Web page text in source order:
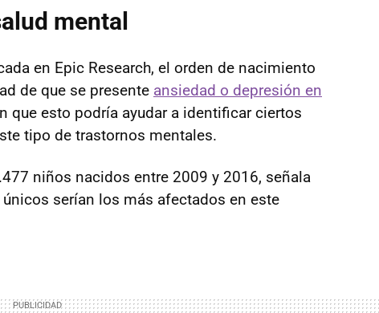
mental
en Epic Research, el orden de nacimiento
de que se presente ansiedad o depresión en
que esto podría ayudar a identificar ciertos
tipo de trastornos mentales.
niños nacidos entre 2009 y 2016, señala
serían los más afectados en este